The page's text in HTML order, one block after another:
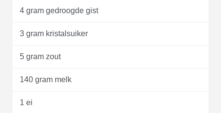
4 gram gedroogde gist
3 gram kristalsuiker
5 gram zout
140 gram melk
1 ei